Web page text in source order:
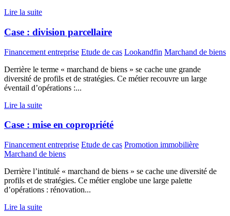
Lire la suite
Case : division parcellaire
Financement entreprise Etude de cas Lookandfin Marchand de biens
Derrière le terme « marchand de biens » se cache une grande
diversité de profils et de stratégies. Ce métier recouvre un large
éventail d’opérations :...
Lire la suite
Case : mise en copropriété
Financement entreprise Etude de cas Promotion immobilière
Marchand de biens
Derrière l’intitulé « marchand de biens » se cache une diversité de
profils et de stratégies. Ce métier englobe une large palette
d’opérations : rénovation...
Lire la suite